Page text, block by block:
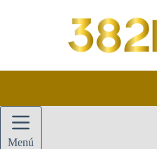
Menú